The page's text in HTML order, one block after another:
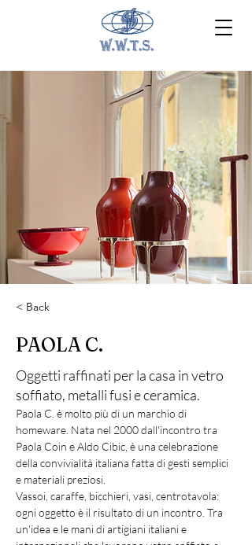
< Back
PAOLA C.
Oggetti raffinati per la casa in vetro
soffiato, metalli fusi e ceramica.
Paola C. è molto più di un marchio di
homeware. Nata nel 2000 dall'incontro tra
Paola Coin e Aldo Cibic, è una celebrazione
della convivialità italiana fatta di gesti semplici
e materiali preziosi.
Vassoi, caraffe, bicchieri, vasi, centrotavola:
ogni oggetto è il risultato di un incontro. Tra
un'idea e le mani di artigiani italiani e